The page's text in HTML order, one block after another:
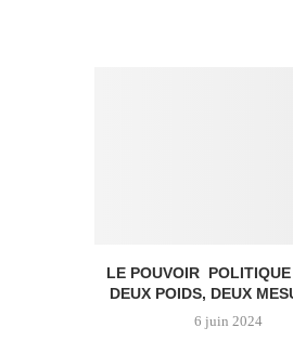
LE POUVOIR POLITIQUE
DEUX POIDS, DEUX
6 juin 2024